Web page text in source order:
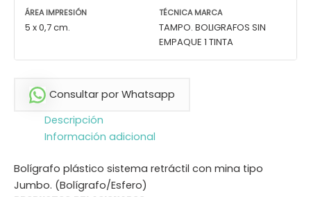
ÁREA IMPRESIÓN
5 x 0,7 cm.
TÉCNICA MARCA
TAMPO. BOLIGRAFOS SIN
EMPAQUE 1 TINTA
Consultar por Whatsapp
Descripción
Información adicional
Bolígrafo plástico sistema retráctil con mina tipo
Jumbo. (Bolígrafo/Esfero)